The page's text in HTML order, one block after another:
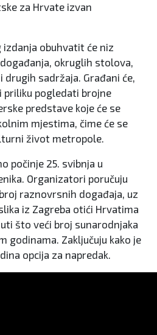
za Hrvate izvan
obuhvatit će niz
okruglih stolova,
sadržaja. Građani će,
pogledati brojne
predstave koje će se
mjestima, čime će se
život metropole.
počinje 25. svibnja u
Organizatori poručuju
raznovrsnih događaja, uz
iz Zagreba otići Hrvatima
što veći broj sunarodnjaka
godinama. Zaključuju kako je
opcija za napredak.